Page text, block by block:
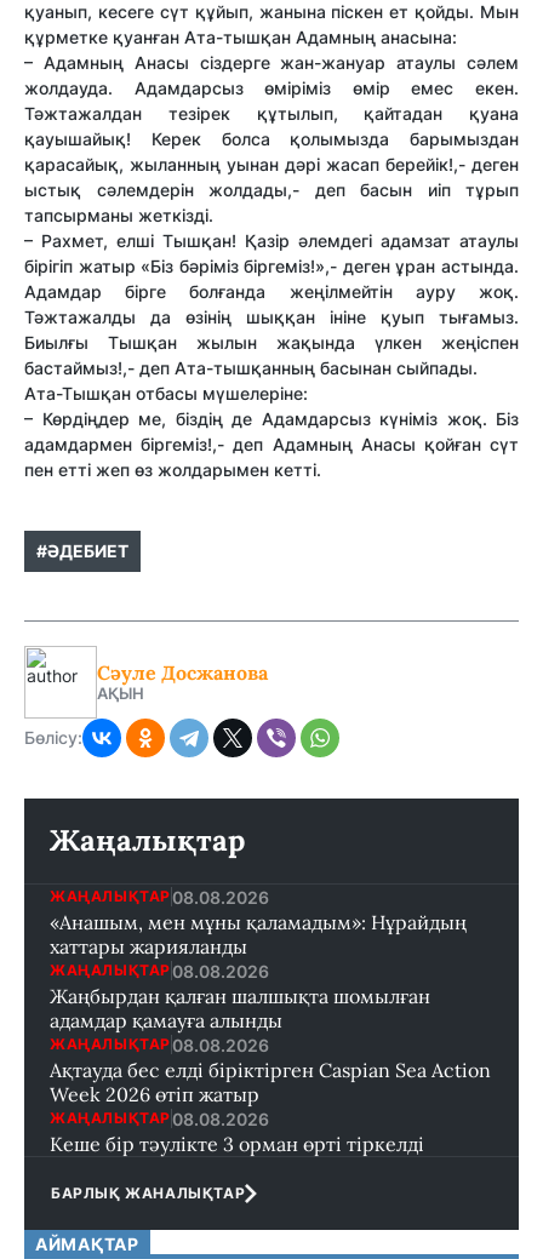
қуанып, кесеге сүт құйып, жанына піскен ет қойды. Мын
құрметке қуанған Ата-тышқан Адамның анасына:
– Адамның Анасы сіздерге жан-жануар атаулы сәлем
жолдауда. Адамдарсыз өміріміз өмір емес екен.
Тәжтажалдан тезірек құтылып, қайтадан қуана
қауышайық! Керек болса қолымызда барымыздан
қарасайық, жыланның уынан дәрі жасап берейік!,- деген
ыстық сәлемдерін жолдады,- деп басын иіп тұрып
тапсырманы жеткізді.
– Рахмет, елші Тышқан! Қазір әлемдегі адамзат атаулы
бірігіп жатыр «Біз бәріміз біргеміз!»,- деген ұран астында.
Адамдар бірге болғанда жеңілмейтін ауру жоқ.
Тәжтажалды да өзінің шыққан ініне қуып тығамыз.
Биылғы Тышқан жылын жақында үлкен жеңіспен
бастаймыз!,- деп Ата-тышқанның басынан сыйпады.
Ата-Тышқан отбасы мүшелеріне:
– Көрдіңдер ме, біздің де Адамдарсыз күніміз жоқ. Біз
адамдармен біргеміз!,- деп Адамның Анасы қойған сүт
пен етті жеп өз жолдарымен кетті.
#ӘДЕБИЕТ
Сәуле Досжанова
АҚЫН
Бөлісу:
Жаңалықтар
ЖАҢАЛЫҚТАР 08.08.2026
«Анашым, мен мұны қаламадым»: Нұрайдың
хаттары жарияланды
ЖАҢАЛЫҚТАР 08.08.2026
Жаңбырдан қалған шалшықта шомылған
адамдар қамауға алынды
ЖАҢАЛЫҚТАР 08.08.2026
Ақтауда бес елді біріктірген Caspian Sea Action
Week 2026 өтіп жатыр
ЖАҢАЛЫҚТАР 08.08.2026
Кеше бір тәулікте 3 орман өрті тіркелді
БАРЛЫҚ ЖАНАЛЫҚТАР
АЙМАҚТАР